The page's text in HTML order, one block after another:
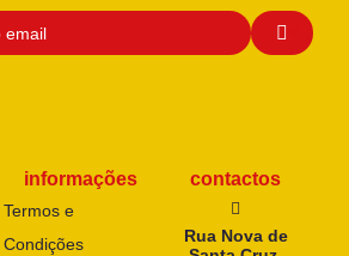
informações
Termos e
Condições
contactos
Rua Nova de